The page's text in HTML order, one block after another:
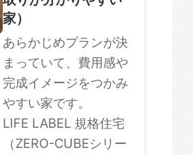
決まっていない
家）
あらかじめプランが決
まっていて、費用感や
完成イメージをつかみ
やすい家です。
LIFE LABEL 規格住宅
（ZERO-CUBEシリー